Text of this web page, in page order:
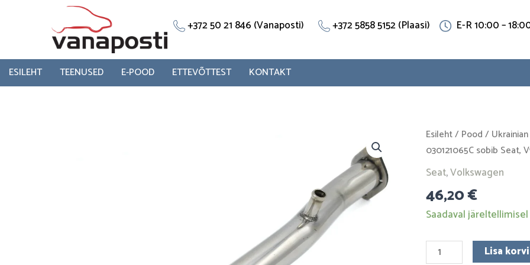
+372 50 21 846 (Vanaposti) +372 5858 5152 (Plaasi) E-R 10:00 –
ESILEHT TEENUSED E-POOD ETTEVÕTTEST KONTAKT
Esileht/ Pood /
030121065C sobib Seat,
Seat,Volkswagen
46,20€
Saadaval järeltellimisel
Jahutustoru
030121065C
sobib
Seat,
Vw.
Roostevaba
kogus
Lisa korvi